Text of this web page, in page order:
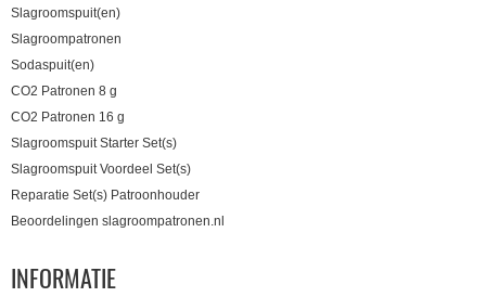
Slagroomspuit(en)
Slagroompatronen
Sodaspuit(en)
CO2 Patronen 8 g
CO2 Patronen 16 g
Slagroomspuit Starter Set(s)
Slagroomspuit Voordeel Set(s)
Reparatie Set(s) Patroonhouder
Beoordelingen slagroompatronen.nl
INFORMATIE